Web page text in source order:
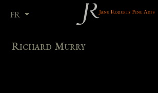
FR
Richard Murry